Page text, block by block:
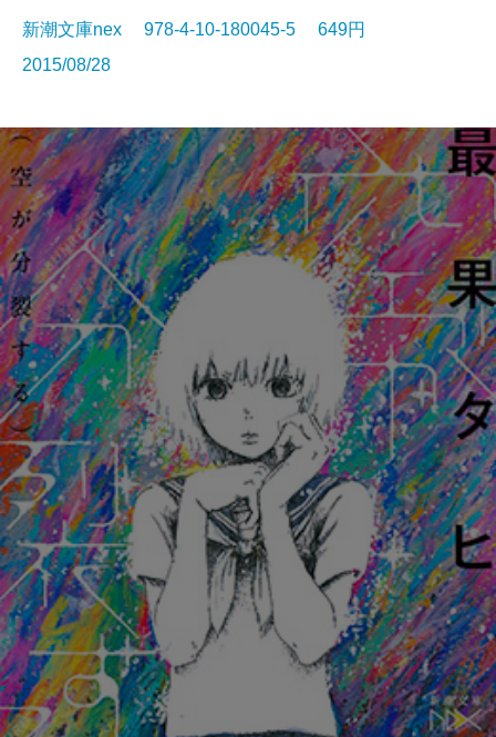
新潮文庫nex 978-4-10-180045-5 649円
2015/08/28